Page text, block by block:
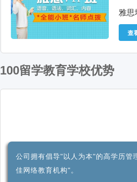
雅思
查
100留学教育学校优势
公司拥有倡导"以人为本"的高学历管
佳网络教育机构"。